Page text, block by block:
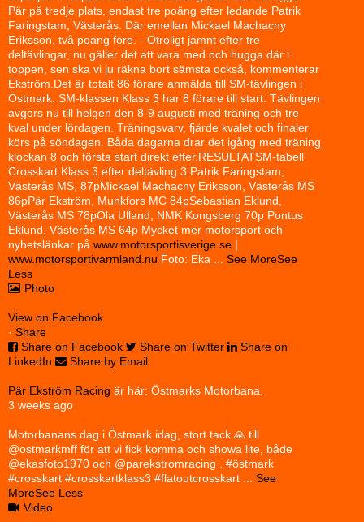
Pär på tredje plats, endast tre poäng efter ledande Patrik
Faringstam, Västerås. Där emellan Mickael Machacny
Eriksson, två poäng före. - Otroligt jämnt efter tre
deltävlingar, nu gäller det att vara med och hugga där i
toppen, sen ska vi ju räkna bort sämsta också, kommenterar
Ekström. Det är totalt 86 förare anmälda till SM-tävlingen i
Östmark. SM-klassen Klass 3 har 8 förare till start. Tävlingen
avgörs nu till helgen den 8-9 augusti med träning och tre
kval under lördagen. Träningsvarv, fjärde kvalet och finaler
körs på söndagen. Båda dagarna drar det igång med träning
klockan 8 och första start direkt efter. RESULTATSM-tabell
Crosskart Klass 3 efter deltävling 3 Patrik Faringstam,
Västerås MS, 87pMickael Machacny Eriksson, Västerås MS
86pPär Ekström, Munkfors MC 84pSebastian Eklund,
Västerås MS 78pOla Ulland, NMK Kongsberg 70p Pontus
Eklund, Västerås MS 64p Mycket mer motorsport och
nyhetslänkar på www.motorsportisverige.se |
www.motorsportivarmland.nu Foto: Eka See MoreSee
Less
Photo
View on Facebook
· Share
Share on Facebook
Share on Twitter
Share on
LinkedIn
Share by Email
Pär Ekström Racing är här: Östmarks Motorbana.
3 weeks ago
Motorbanans dag i Östmark idag, stort tack 🙏 till
@ostmarkmff för att vi fick komma och showa lite, både
@ekasfoto1970 och @parekstromracing . #östmark
#crosskart #crosskartklass3 #flatoutcrosskart
See
MoreSee Less
Video